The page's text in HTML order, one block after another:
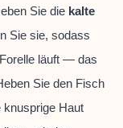
Sie die kalte
Sie sie, sodass
läuft — das
Sie den Fisch
knusprige Haut